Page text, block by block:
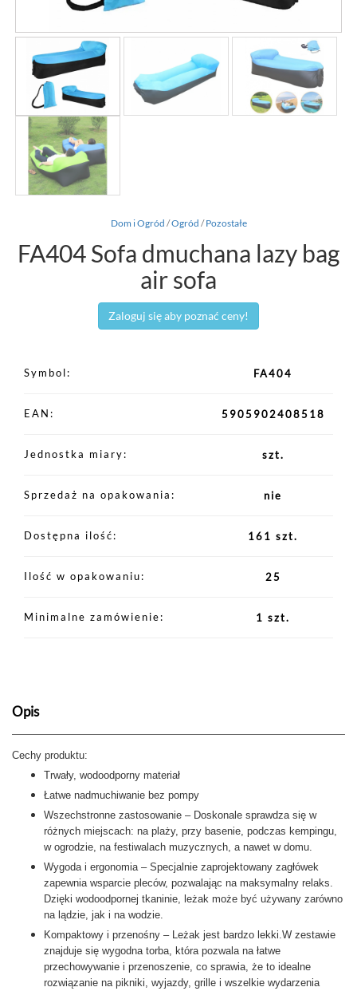
Dom i Ogród /Ogród /Pozostałe
FA404 Sofa dmuchana lazy bag
air sofa
Zaloguj się aby poznać ceny!
Symbol FA404
EAN 5905902408518
Jednostka miary szt.
Sprzedaż na opakowania nie
Dostępna ilość 161 szt.
Ilość w opakowaniu 25
Minimalne zamówienie 1 szt.
Opis
Cechy produktu:
Trwały, wodoodporny materiał
Łatwe nadmuchiwanie bez pompy
Wszechstronne zastosowanie – Doskonale sprawdza się w
różnych miejscach: na plaży, przy basenie, podczas kempingu,
w ogrodzie, na festiwalach muzycznych, a nawet w domu.
Wygoda i ergonomia – Specjalnie zaprojektowany zagłówek
zapewnia wsparcie pleców, pozwalając na maksymalny relaks.
Dzięki wodoodpornej tkaninie, leżak może być używany zarówno
na lądzie, jak i na wodzie.
Kompaktowy i przenośny – Leżak jest bardzo lekki.W zestawie
znajduje się wygodna torba, która pozwala na łatwe
przechowywanie i przenoszenie, co sprawia, że to idealne
rozwiązanie na pikniki, wyjazdy, grille i wszelkie wydarzenia